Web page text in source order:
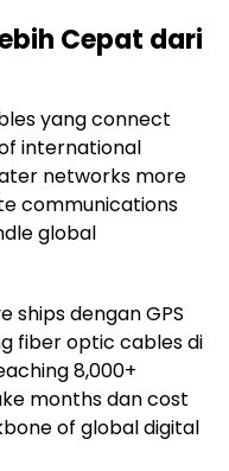
Cepat dari
yang connect
international
networks more
communications
global
ships dengan GPS
fiber optic cables di
8,000+
months dan cost
of global digital